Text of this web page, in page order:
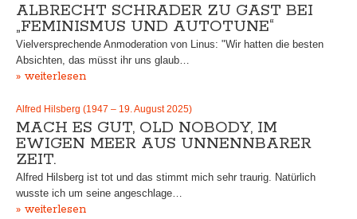
ALBRECHT SCHRADER ZU GAST BEI
„FEMINISMUS UND AUTOTUNE“
Vielversprechende Anmoderation von Linus: "Wir hatten die besten
Absichten, das müsst ihr uns glaub…
» weiterlesen
Alfred Hilsberg (1947 – 19. August 2025)
MACH ES GUT, OLD NOBODY, IM
EWIGEN MEER AUS UNNENNBARER
ZEIT.
Alfred Hilsberg ist tot und das stimmt mich sehr traurig. Natürlich
wusste ich um seine angeschlage…
» weiterlesen